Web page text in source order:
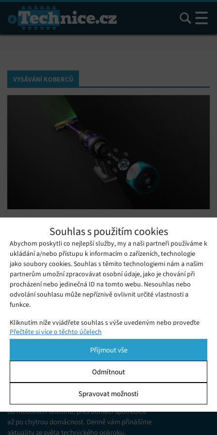
Souhlas s použitím cookies
Abychom poskytli co nejlepší služby, my a naši partneři používáme k
ukládání a/nebo přístupu k informacím o zařízeních, technologie
jako soubory cookies. Souhlas s těmito technologiemi nám a našim
partnerům umožní zpracovávat osobní údaje, jako je chování při
procházení nebo jedinečná ID na tomto webu. Nesouhlas nebo
odvolání souhlasu může nepříznivě ovlivnit určité vlastnosti a
funkce.
Kliknutím níže vyjádřete souhlas s výše uvedeným nebo proveďte
podrobnější rozhodnutí. Vaše volby budou použity pouze na tomto
pomocí přepínačů v Zásadách cookies nebo kliknutím na tlačítko
Spravovat souhlas ve spodní části obrazovky.
Ukládání a/nebo přístup k informacím v zařízení, Porozumění
publiku prostřednictvím statistik nebo kombinací údajů z
různých zdrojů.
Přečtěte si více o těchto účelech
Přijmout vše
Odmítnout
Spravovat možnosti
Hledat
VYSÁVÁNÍ KOBERCŮ
která vymetá i neviditelné
Středa 22. 04. 2026 Ivana
Objevte novou éru úklidu. Dyson Gen5detect Absolute s
laserem odhalí každé smítko. Extrémní síla a 70 minut
provozu. Čtěte naši recenzi!
Jsme web zajímající se o technologické novinky
od mobilních telefonů, přes domácí spotřebiče
až po chytrou domácnost. Denně vám přinášíme
aktuality ze světa technického pokroku,